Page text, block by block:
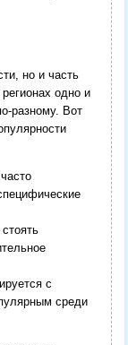
но и часть
одно и
разному. Вот
с
среди